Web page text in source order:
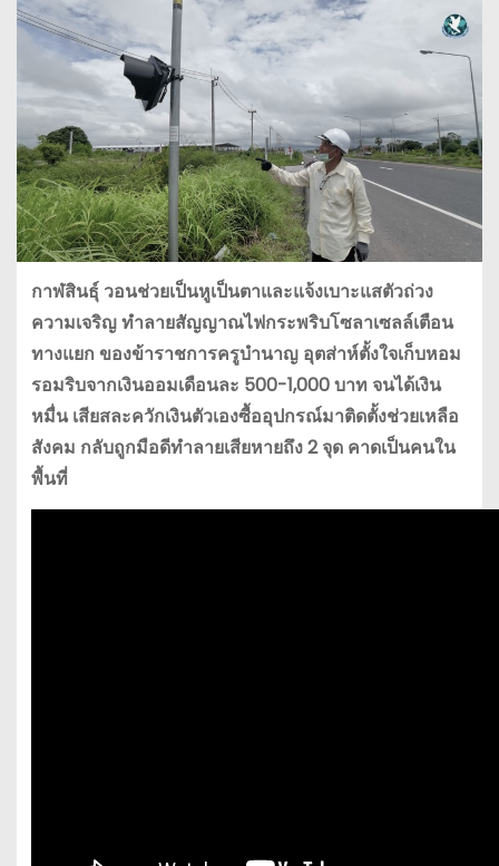
กาฬสินธุ์ วอนช่วยเป็นหูเป็นตาและแจ้งเบาะแสตัวถ่วง
ความเจริญ ทำลายสัญญาณไฟกระพริบโซลาเซลล์เตือน
ทางแยก ของข้าราชการครูบำนาญ อุตส่าห์ตั้งใจเก็บหอม
รอมริบจากเงินออมเดือนละ 500-1,000 บาท จนได้เงิน
หมื่น เสียสละควักเงินตัวเองซื้ออุปกรณ์มาติดตั้งช่วยเหลือ
สังคม กลับถูกมือดีทำลายเสียหายถึง 2 จุด คาดเป็นคนใน
พื้นที่